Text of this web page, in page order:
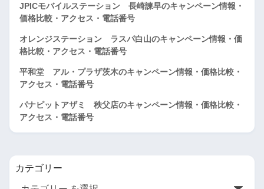
JPICモバイルステーション 長崎諫早のキャンペーン情報・
価格比較・アクセス・電話番号
オレンジステーション ラスパ白山のキャンペーン情報・価
格比較・アクセス・電話番号
平和堂 アル・プラザ茨木のキャンペーン情報・価格比較・
アクセス・電話番号
パナピットアザミ 秩父店のキャンペーン情報・価格比較・
アクセス・電話番号
カテゴリー